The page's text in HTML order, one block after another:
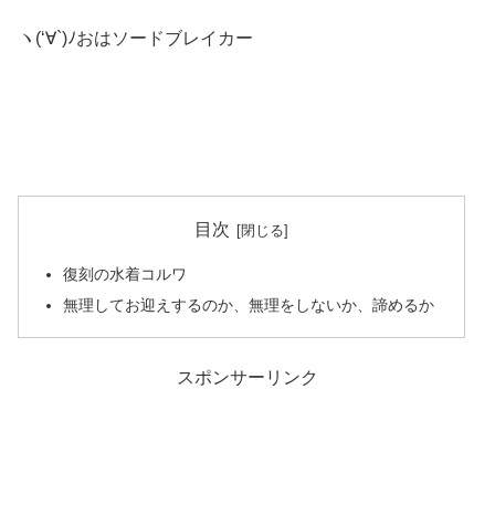
ヽ(‘∀`)ﾉおはソードブレイカー
目次
復刻の水着コルワ
無理してお迎えするのか、無理をしないか、諦めるか
スポンサーリンク